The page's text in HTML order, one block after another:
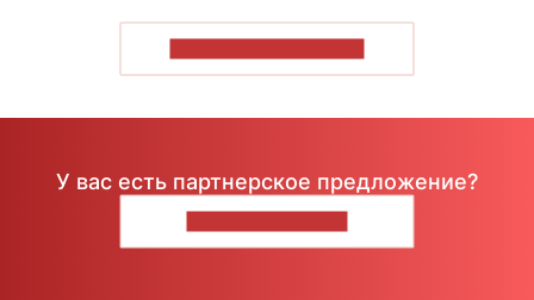
У вас есть партнерское предложение?